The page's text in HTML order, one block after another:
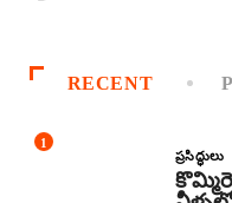
RECENT
1
ప్రసిద్ధులు